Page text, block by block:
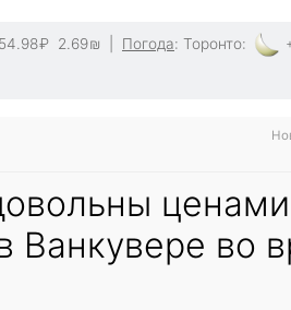
54.98₽ 2.69₪ Погода: Торонто:
Ванкувере во